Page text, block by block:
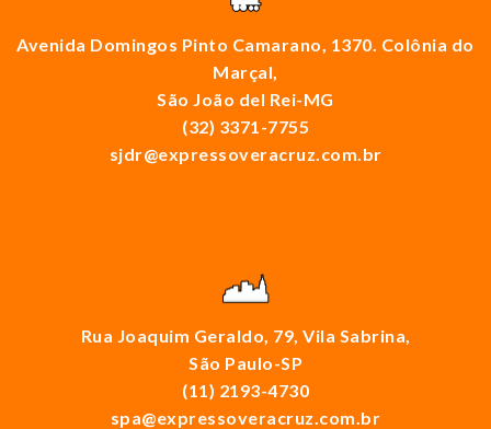
Avenida Domingos Pinto Camarano, 1370. Colônia do
Marçal,
São João del Rei-MG
(32) 3371-7755
sjdr@expressoveracruz.com.br
Rua Joaquim Geraldo, 79, Vila Sabrina,
São Paulo-SP
(11) 2193-4730
spa@expressoveracruz.com.br